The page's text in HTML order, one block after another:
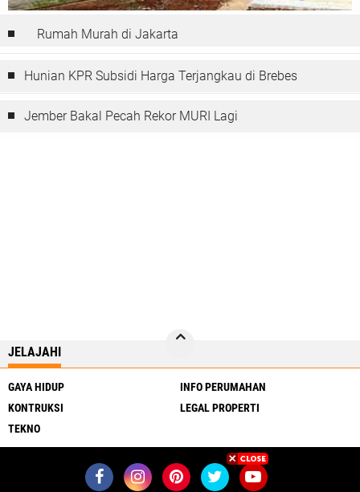
Rumah Murah di Jakarta
Hunian KPR Subsidi Harga Terjangkau di Brebes
Jember Bakal Pecah Rekor MURI Lagi
JELAJAHI
GAYA HIDUP
INFO PERUMAHAN
KONTRUKSI
LEGAL PROPERTI
TEKNO